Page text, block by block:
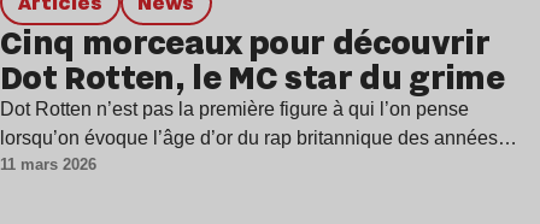
Cinq morceaux pour découvrir
Dot Rotten, le MC star du grime
Dot Rotten n’est pas la première figure à qui l’on pense
lorsqu’on évoque l’âge d’or du rap britannique des années…
11 mars 2026